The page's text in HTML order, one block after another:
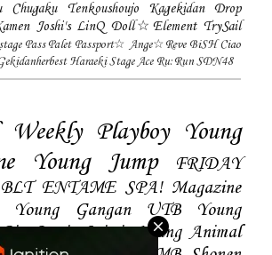
Chugaku
Tenkoushoujo Kagekidan
Drop
Joshi's LinQ Doll☆Element TrySail
Pass Palet Passport☆ Ange☆Reve BiSH Ciao
Haraeki Stage Ace Ru:Run SDN48
Weekly Playboy Young
Young Jump
FRIDAY
BLT ENTAME SPA! Magazine
Young Gangan UTB
Young
Big Comic Spirtis Young Animal